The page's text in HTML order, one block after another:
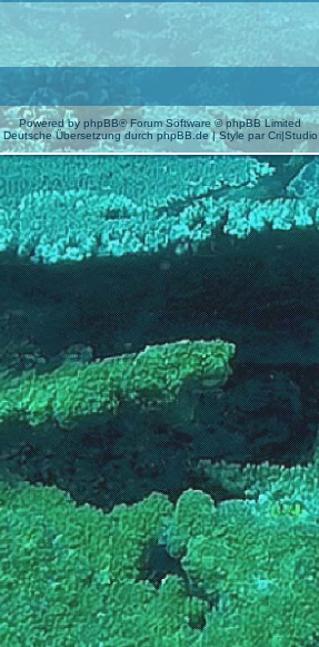
Powered by phpBB® Forum Software © phpBB Limited
Deutsche Übersetzung durchphpBB.de| Style par Cri|Studio